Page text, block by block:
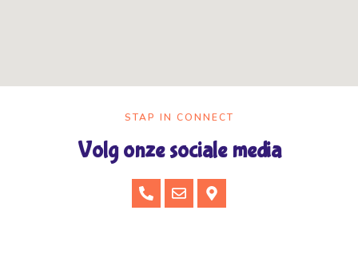
STAP IN CONNECT
Volg onze sociale media